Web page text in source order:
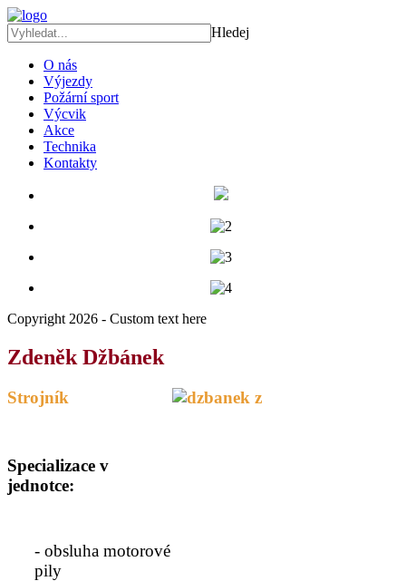
Hledej
O nás
Výjezdy
Požární sport
Výcvik
Akce
Technika
Kontakty
Copyright 2026 - Custom text here
Zdeněk Džbánek
Strojník
Specializace v
jednotce:
- obsluha motorové
pily